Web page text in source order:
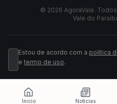
Início Notícias
© 2026 AgoraVale.
Vale do
Estou de acordo com a política
e termo de uso.